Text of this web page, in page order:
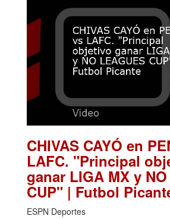
CHIVAS CAYÓ en
LAFC. "Principal
ganar LIGA MX y
CUP" | Futbol
ESPN Deportes